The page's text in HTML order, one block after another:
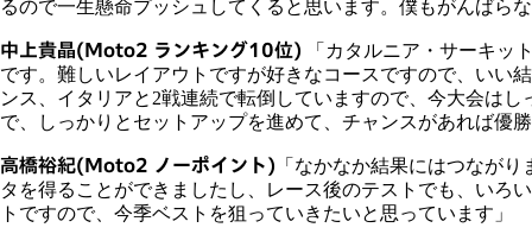
るので一生懸命プッシュしてくると思います。僕もがんばら
中上貴晶(Moto2 ランキング10位) 「カタルニア・サーキッ
です。難しいレイアウトですが好きなコースですので、いい
ンス、イタリアと2戦連続で転倒していますので、今大会は
で、しっかりとセットアップを進めて、チャンスがあれば優
高橋裕紀(Moto2 ノーポイント) 「なかなか結果にはつなが
タを得ることができましたし、レース後のテストでも、いろ
トですので、今季ベストを狙っていきたいと思っています」